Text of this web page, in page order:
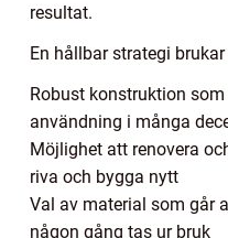
resultat.
En hållbar strategi
Robust konstruktion
användning i många
Möjlighet att renovera
riva och bygga nytt
Val av material som går
någon gång tas ur bruk